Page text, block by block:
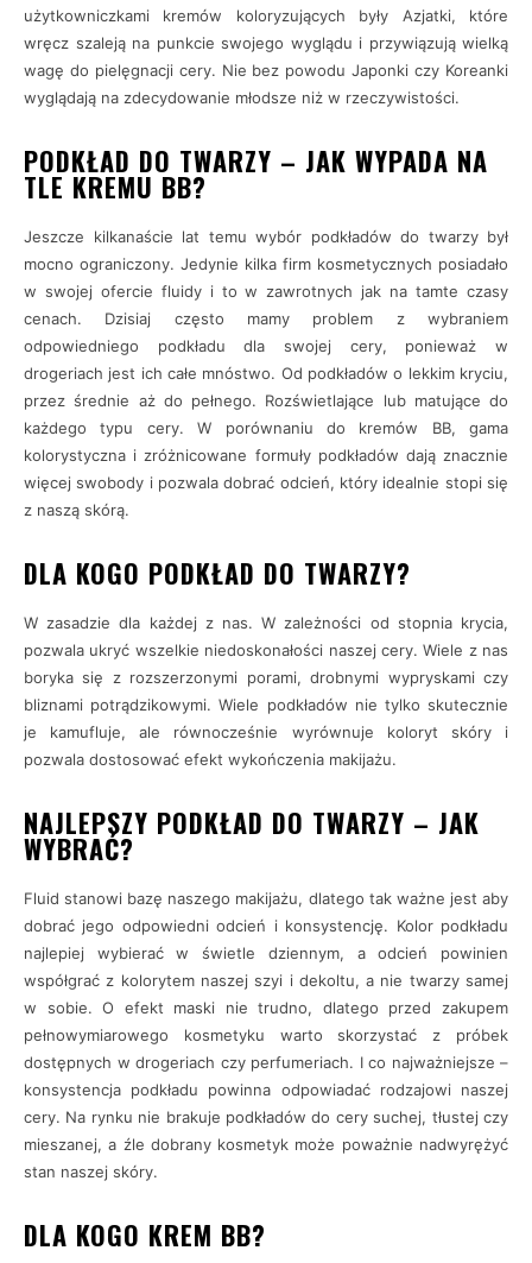
użytkowniczkami kremów koloryzujących były Azjatki, które
wręcz szaleją na punkcie swojego wyglądu i przywiązują wielką
wagę do pielęgnacji cery. Nie bez powodu Japonki czy Koreanki
wyglądają na zdecydowanie młodsze niż w rzeczywistości.
PODKŁAD DO TWARZY – JAK WYPADA NA
TLE KREMU BB?
Jeszcze kilkanaście lat temu wybór podkładów do twarzy był
mocno ograniczony. Jedynie kilka firm kosmetycznych posiadało
w swojej ofercie fluidy i to w zawrotnych jak na tamte czasy
cenach. Dzisiaj często mamy problem z wybraniem
odpowiedniego podkładu dla swojej cery, ponieważ w
drogeriach jest ich całe mnóstwo. Od podkładów o lekkim kryciu,
przez średnie aż do pełnego. Rozświetlające lub matujące do
każdego typu cery. W porównaniu do kremów BB, gama
kolorystyczna i zróżnicowane formuły podkładów dają znacznie
więcej swobody i pozwala dobrać odcień, który idealnie stopi się
z naszą skórą.
DLA KOGO PODKŁAD DO TWARZY?
W zasadzie dla każdej z nas. W zależności od stopnia krycia,
pozwala ukryć wszelkie niedoskonałości naszej cery. Wiele z nas
boryka się z rozszerzonymi porami, drobnymi wypryskami czy
bliznami potrądzikowymi. Wiele podkładów nie tylko skutecznie
je kamufluje, ale równocześnie wyrównuje koloryt skóry i
pozwala dostosować efekt wykończenia makijażu.
NAJLEPSZY PODKŁAD DO TWARZY – JAK
WYBRAĆ?
Fluid stanowi bazę naszego makijażu, dlatego tak ważne jest aby
dobrać jego odpowiedni odcień i konsystencję. Kolor podkładu
najlepiej wybierać w świetle dziennym, a odcień powinien
współgrać z kolorytem naszej szyi i dekoltu, a nie twarzy samej
w sobie. O efekt maski nie trudno, dlatego przed zakupem
pełnowymiarowego kosmetyku warto skorzystać z próbek
dostępnych w drogeriach czy perfumeriach. I co najważniejsze –
konsystencja podkładu powinna odpowiadać rodzajowi naszej
cery. Na rynku nie brakuje podkładów do cery suchej, tłustej czy
mieszanej, a źle dobrany kosmetyk może poważnie nadwyrężyć
stan naszej skóry.
DLA KOGO KREM BB?